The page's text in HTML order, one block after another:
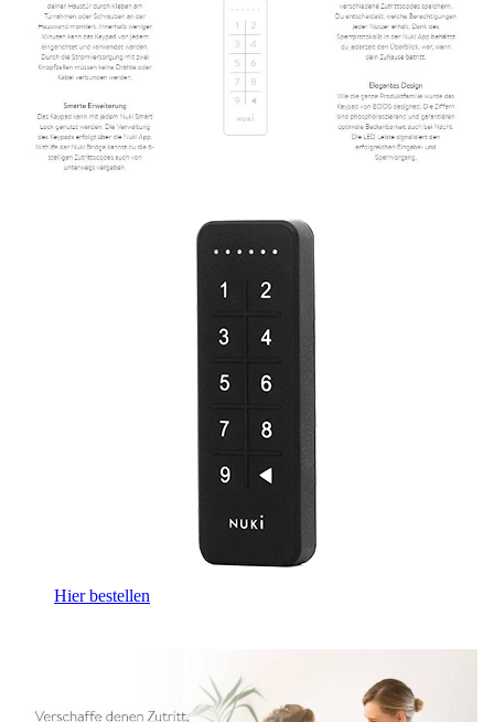
Hier bestellen